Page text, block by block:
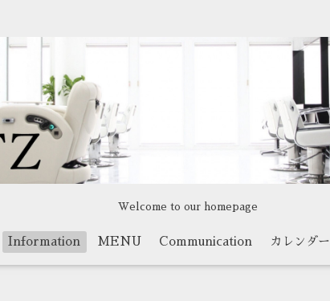
Welcome to our homepage
Information MENU Communication カレンダー